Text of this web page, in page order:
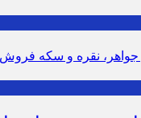
نقره و سکه فروش